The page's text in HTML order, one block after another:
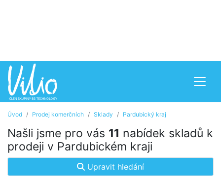
Úvod Prodej komerčních Sklady Pardubický kraj
Našli jsme pro vás 11 nabídek skladů k
prodeji v Pardubickém kraji
Upravit hledání